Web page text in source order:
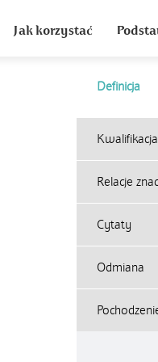
Jak korzystać
Definicja
Relacje
Cytaty
Odmiana